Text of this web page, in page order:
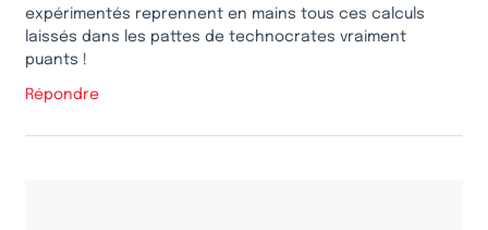
expérimentés reprennent en mains tous ces calculs
laissés dans les pattes de technocrates vraiment
puants !
Répondre